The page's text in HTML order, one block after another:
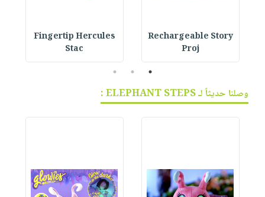
Rechargeable Story
Proj
Fingertip Hercules
Stac
1
2
3
وصلنا حديثاً لـ ELEPHANT STEPS :